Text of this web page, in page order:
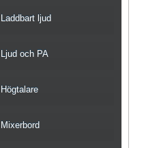
Laddbart ljud
Ljud och PA
Högtalare
Mixerbord